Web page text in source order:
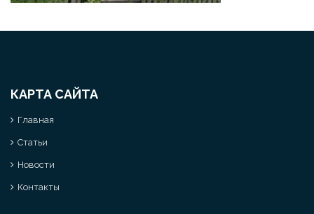
КАРТА САЙТА
Главная
Статьи
Новости
Контакты